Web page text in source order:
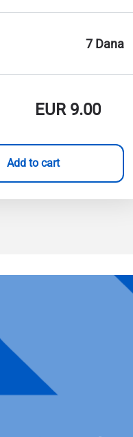
7 Dana
EUR9.00
Add to cart